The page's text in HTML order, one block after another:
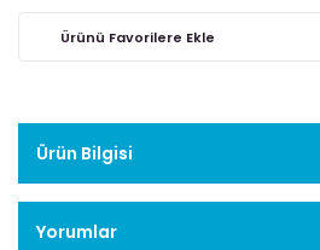
Ürün Bilgisi
Yorumlar